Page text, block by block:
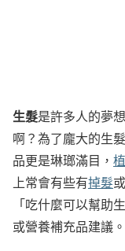
生髮是許多人的夢
啊？為了龐大的生
品更是琳瑯滿目，
上常會有些有掉髮
「吃什麼可以幫助
或營養補充品建議。